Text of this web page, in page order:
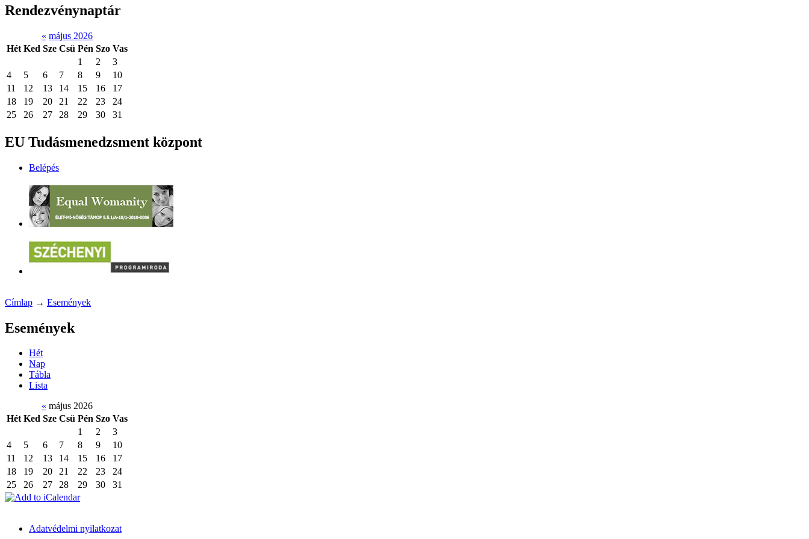
Rendezvénynaptár
« május 2026
Hét Ked Sze Csü Pén Szo Vas
1
2
3
4
5 6 7 8 9
10
11
12 13 14 15 16
17
18
19 20 21 22 23
24
25
26 27 28 29 30 31
EU Tudásmenedzsment központ
Belépés
Címlap → Események
Események
Hét
Nap
Tábla
Lista
« május 2026
Hét Ked Sze Csü Pén Szo Vas
1
2
3
4
5 6 7 8 9
10
11
12 13 14 15 16
17
18
19 20 21 22 23
24
25
26 27 28 29 30 31
Adatvédelmi nyilatkozat